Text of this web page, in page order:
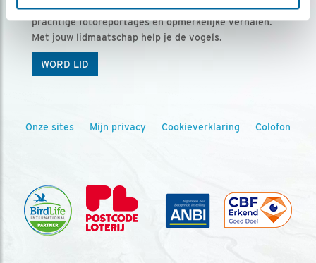
Vogels is het tijdschrift voor onze leden, met
prachtige fotoreportages en opmerkelijke verhalen.
Met jouw lidmaatschap help je de vogels.
WORD LID
Onze sites Mijn privacy Cookieverklaring Colofon